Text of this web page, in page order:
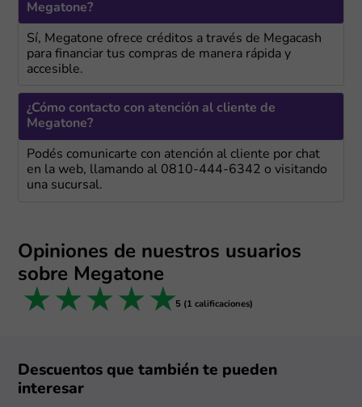
Megatone?
Sí, Megatone ofrece créditos a través de Megacash
para financiar tus compras de manera rápida y
accesible.
¿Cómo contacto con atención al cliente de
Megatone?
Podés comunicarte con atención al cliente por chat
en la web, llamando al 0810-444-6342 o visitando
una sucursal.
Opiniones de nuestros usuarios
sobre Megatone
5 stars
4 stars
3 stars
2 stars
1 star 5 (1 calificaciones)
Descuentos que también te pueden
interesar